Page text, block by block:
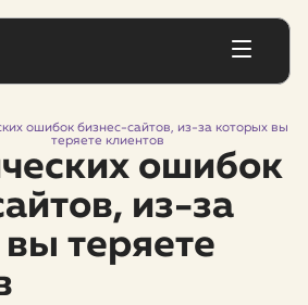
ошибок бизнес-сайтов, из-за которых вы
теряете клиентов
ошибок
из-за
теряете